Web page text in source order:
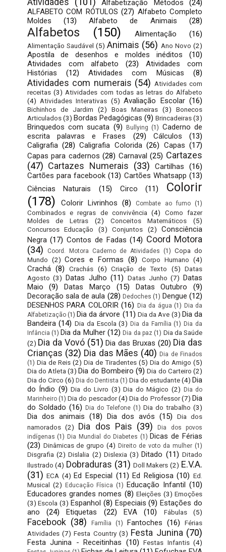
Alfabetização Métodos
(24)
ALFABETO COM RÓTULOS (27) Alfabeto Completo
Moldes
(13) Alfabeto de Animais (28)
Alfabetos (150) Alimentação (16)
Alimentação Saudável (5) Animais (56) Ano Novo (2)
Apostila de desenhos e moldes inéditos
(10)
Atividades com alfabeto
(23)
Atividades com
Histórias
(12) Atividades com Músicas (8)
Atividades com numerais (54) Atividades com
receitas (3) Atividades com todas as letras do Alfabeto
(4) Atividades Interativas (5) Avaliação Escolar (16)
Bichinhos de Jardim (2) Boas Maneiras (3)
Bonecos
Articulados (3) Bordas Pedagógicas (9) Brincadeiras(3)
Brinquedos com sucata (9) Bullying (1) Caderno de
escrita palavras e Frases
(29) Cálculos
(13)
Caligrafia (28) Caligrafia Colorida (26) Capas (17)
Capas para cadernos (28) Carnaval (25) Cartazes
(47) Cartazes Numerais (33) Cartilhas
(16)
Cartões para facebook (13) Cartões Whatsapp (13)
Ciências Naturais
(15) Circo (11)
Colorir
(178)
Colorir Livrinhos (8) Combate ao fumo (1)
Combinados e regras de convivência (4)
Como fazer
Moldes de Letras
(2) Conceitos Matemáticos
(5)
Concursos Educação
(3) Conjuntos (2)
Consciência
Negra (17) Contos de Fadas (14) Coord Motora
(34)
Coord. Motora Caderno de Atividades (1) Copa do
Mundo (2) Cores e Formas (8) Corpo Humano (4)
Crachá (8) Crachás (6) Criação de Texto (5) Datas
Agosto (3) Datas Julho (11) Datas Junho (7) Datas
Maio
(9) Datas Março (15) Datas Outubro
(9)
Decoração sala de aula (28) Dedoches (1) Dengue (12)
DESENHOS PARA COLORIR (16) Dia da água (1) Dia da
Alfabetização (1) Dia da árvore (11) Dia da Ave (3) Dia da
Bandeira (14) Dia da Escola (3) Dia da Família (1) Dia da
Infância (1) Dia da Mulher (12) Dia da paz (1) Dia da Saúde
(2) Dia da Vovó (51) Dia das Bruxas (20) Dia das
Crianças (32) Dia das Mães (40) Dia de Finados
(1) Dia de Reis (2) Dia de Tiradentes (5) Dia do Amigo (5)
Dia do Atleta (3) Dia do Bombeiro (9) Dia do Carteiro (2)
Dia do Circo (6) Dia do Dentista (1) Dia do estudante(4) Dia
do Índio (9) Dia do Livro (3) Dia do Mágico (2) Dia do
Marinheiro (1) Dia do pescador (4) Dia do Professor (7) Dia
do Soldado (16) Dia do Telefone (1) Dia do trabalho (3)
Dia dos animais (18) Dia dos avós (15)
Dia dos
namorados (2) Dia dos Pais (39)
Dia dos povos
indígenas (1) Dia Mundial do Diabetes (1) Dicas de Férias
(23) Dinâmicas de grupo (4) Direito de voto da mulher (1)
Disgrafia (2) Dislalia (2) Dislexia (3) Ditado (11) Ditado
Ilustrado (4) Dobraduras (31) Doll Makers (2) E.V.A.
(31) ECA (4) Ed Especial (11) Ed Religiosa (10) Ed.
Musical (2) Educação Física (1) Educação Infantil (10)
Educadores grandes nomes (8) Eleições (3) Emoções
(3) Escola (3) Espanhol (8) Especiais (9) Estações do
ano
(24) Etiquetas (22) EVA (10) Fábulas (5)
Facebook (38) Família (1) Fantoches (16)
Férias
Atividades (7) Festa Country (3) Festa Junina (70)
Festa Junina - Receitinhas (10) Festas Infantis (4)